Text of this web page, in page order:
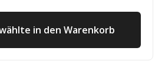
in den Warenkorb